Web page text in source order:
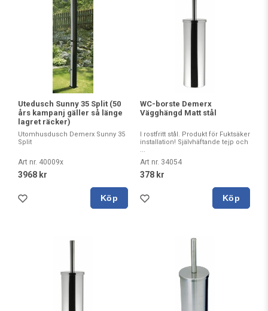
Utedusch Sunny 35 Split (50
års kampanj gäller så länge
lagret räcker)
Utomhusdusch Demerx Sunny 35
Split
Art nr. 40009x
3968 kr
Köp
WC-borste Demerx
Vägghängd Matt stål
I rostfritt stål. Produkt för Fuktsäker
installation! Självhäftande tejp och
...
Art nr. 34054
378 kr
Köp